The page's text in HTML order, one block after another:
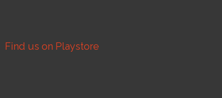
Find us on Playstore